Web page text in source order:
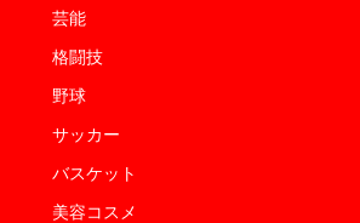
芸能
格闘技
野球
サッカー
バスケット
美容コスメ